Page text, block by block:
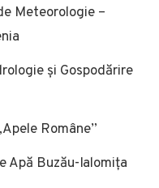
Meteorologie –
și Gospodărire
Române”
Apă Buzău-Ialomița